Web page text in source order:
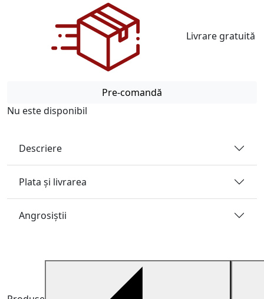
Livrare gratuită
Pre-comandă
Nu este disponibil
Descriere
Plata și livrarea
Angrosiştii